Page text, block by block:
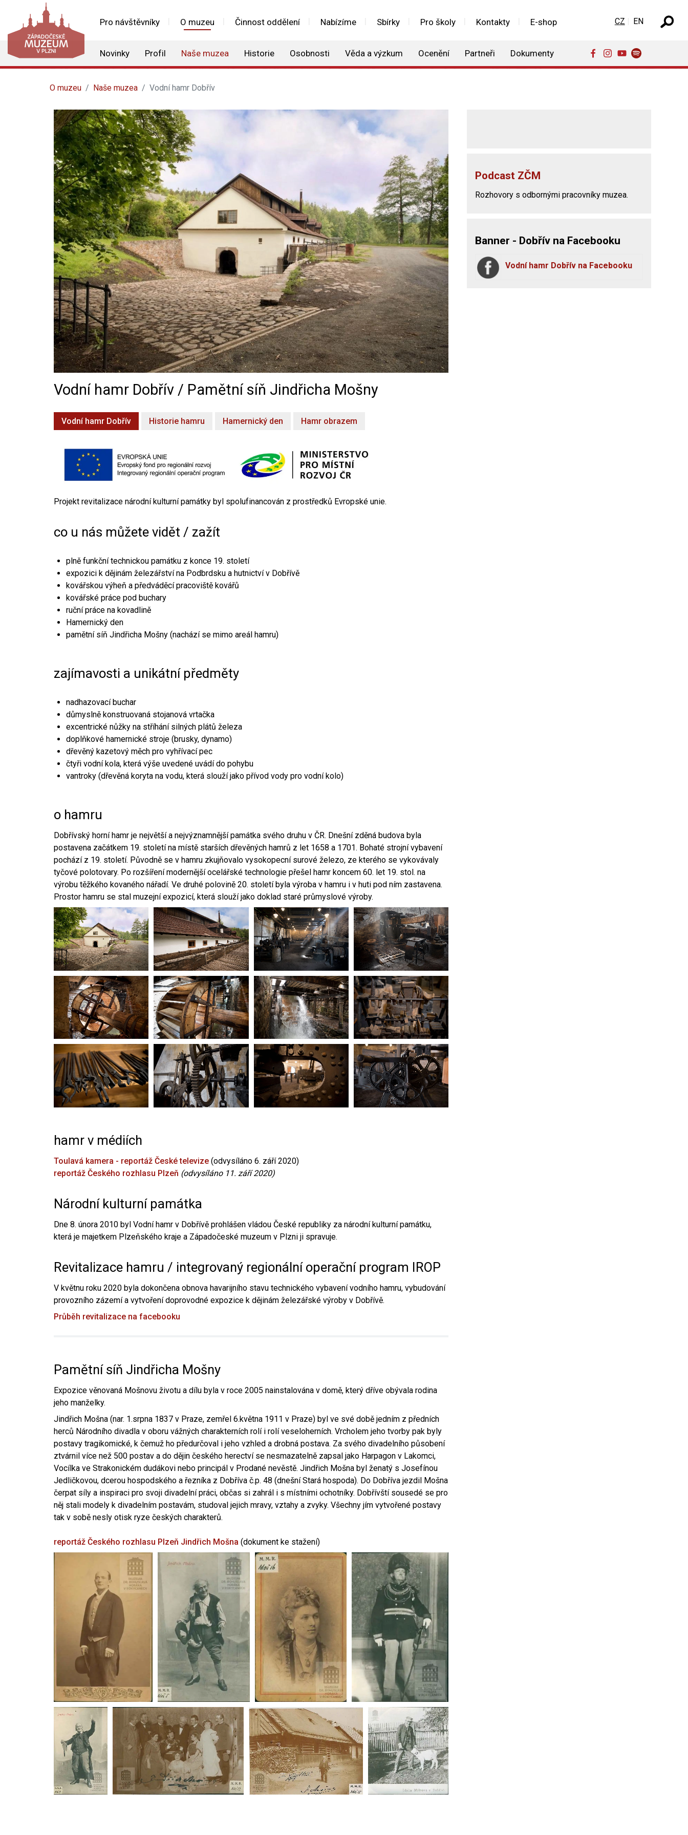
Pro návštěvníky O muzeu Činnost oddělení Nabízíme Sbírky Pro školy Kontakty E-shop
Novinky Profil Naše muzea Historie Osobnosti Věda a výzkum Ocenění Partneři Dokumenty
Zvolte jazyk
CZ EN
O muzeu Naše muzea Vodní hamr Dobřív
Vodní hamr Dobřív / Pamětní síň Jindřicha Mošny
Vodní hamr Dobřív Historie hamru Hamernický den Hamr obrazem
Projekt revitalizace národní kulturní památky byl spolufinancován z prostředků Evropské unie.
co u nás můžete vidět / zažít
plně funkční technickou památku z konce 19. století
expozici k dějinám železářství na Podbrdsku a hutnictví v Dobřívě
kovářskou výheň a předváděcí pracoviště kovářů
kovářské práce pod buchary
ruční práce na kovadlině
Hamernický den
pamětní síň Jindřicha Mošny (nachází se mimo areál hamru)
zajímavosti a unikátní předměty
nadhazovací buchar
důmyslně konstruovaná stojanová vrtačka
excentrické nůžky na stříhání silných plátů železa
doplňkové hamernické stroje (brusky, dynamo)
dřevěný kazetový měch pro vyhřívací pec
čtyři vodní kola, která výše uvedené uvádí do pohybu
vantroky (dřevěná koryta na vodu, která slouží jako přívod vody pro vodní kolo)
o hamru
Dobřívský horní hamr je největší a nejvýznamnější památka svého druhu v ČR. Dnešní zděná budova byla
postavena začátkem 19. století na místě starších dřevěných hamrů z let 1658 a 1701. Bohaté strojní vybavení
pochází z 19. století. Původně se v hamru zkujňovalo vysokopecní surové železo, ze kterého se vykovávaly
tyčové polotovary. Po rozšíření modernější ocelářské technologie přešel hamr koncem 60. let 19. stol. na
výrobu těžkého kovaného nářadí. Ve druhé polovině 20. století byla výroba v hamru i v huti pod ním zastavena.
Prostor hamru se stal muzejní expozicí, která slouží jako doklad staré průmyslové výroby.
hamr v médiích
Toulavá kamera - reportáž České televize (odvysíláno 6. září 2020)
reportáž Českého rozhlasu Plzeň (odvysíláno 11. září 2020)
Národní kulturní památka
Dne 8. února 2010 byl Vodní hamr v Dobřívě prohlášen vládou České republiky za národní kulturní památku,
která je majetkem Plzeňského kraje a Západočeské muzeum v Plzni ji spravuje.
Revitalizace hamru / integrovaný regionální operační program IROP
V květnu roku 2020 byla dokončena obnova havarijního stavu technického vybavení vodního hamru, vybudování
provozního zázemí a vytvoření doprovodné expozice k dějinám železářské výroby v Dobřívě.
Průběh revitalizace na facebooku
Pamětní síň Jindřicha Mošny
Expozice věnovaná Mošnovu životu a dílu byla v roce 2005 nainstalována v domě, který dříve obývala rodina
jeho manželky.
Jindřich Mošna (nar. 1.srpna 1837 v Praze, zemřel 6.května 1911 v Praze) byl ve své době jedním z předních
herců Národního divadla v oboru vážných charakterních rolí i rolí veseloherních. Vrcholem jeho tvorby pak byly
postavy tragikomické, k čemuž ho předurčoval i jeho vzhled a drobná postava. Za svého divadelního působení
ztvárnil více než 500 postav a do dějin českého herectví se nesmazatelně zapsal jako Harpagon v Lakomci,
Vocílka ve Strakonickém dudákovi nebo principál v Prodané nevěstě. Jindřich Mošna byl ženatý s Josefínou
Jedličkovou, dcerou hospodského a řezníka z Dobříva č.p. 48 (dnešní Stará hospoda). Do Dobříva jezdil Mošna
čerpat síly a inspiraci pro svoji divadelní práci, občas si zahrál i s místními ochotníky. Dobřívští sousedé se pro
něj stali modely k divadelním postavám, studoval jejich mravy, vztahy a zvyky. Všechny jím vytvořené postavy
tak v sobě nesly otisk ryze českých charakterů.
reportáž Českého rozhlasu Plzeň Jindřich Mošna (dokument ke stažení)
Podcast ZČM
Rozhovory s odbornými pracovníky muzea.
Banner - Dobřív na Facebooku
Vodní hamr Dobřív na Facebooku